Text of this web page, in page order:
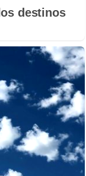
destinos